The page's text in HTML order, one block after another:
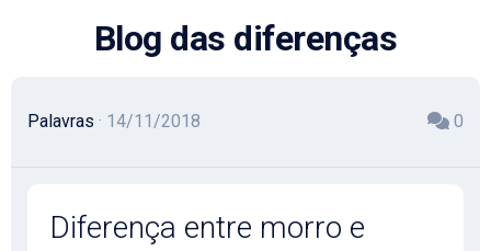
Blog das diferenças
Palavras · 14/11/2018 0
Diferença entre morro e